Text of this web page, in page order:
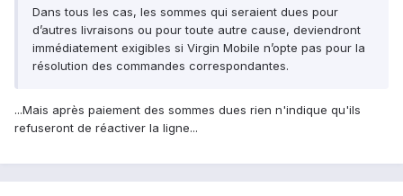
Dans tous les cas, les sommes qui seraient dues pour
d’autres livraisons ou pour toute autre cause, deviendront
immédiatement exigibles si Virgin Mobile n’opte pas pour la
résolution des commandes correspondantes.
...Mais après paiement des sommes dues rien n'indique qu'ils
refuseront de réactiver la ligne...